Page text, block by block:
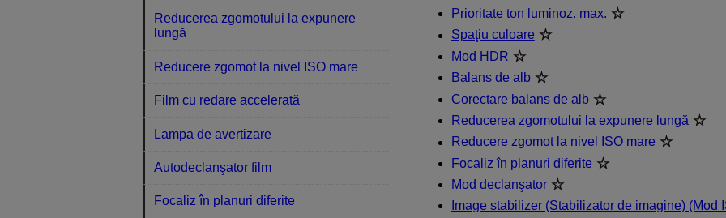
Prioritate ton luminoz. max.
Spaţiu culoare
Mod HDR
Balans de alb
Corectare balans de alb
Reducerea zgomotului la expunere lungă
Reducere zgomot la nivel ISO mare
Focaliz în planuri diferite
Mod declanşator
Image stabilizer (Stabilizator de imagine) (Mod
Reducerea zgomotului la expunere
lungă
Reducere zgomot la nivel ISO mare
Film cu redare accelerată
Lampa de avertizare
Autodeclanşator film
Focaliz în planuri diferite